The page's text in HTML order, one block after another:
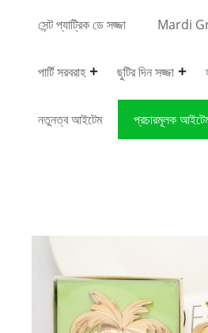
সেন্ট প্যাট্রিক ডে সজ্জা Mardi
পার্টি সরবরাহ ছুটির দিন সজ্জা
নতুনত্ব আইটেম প্রচারমূলক